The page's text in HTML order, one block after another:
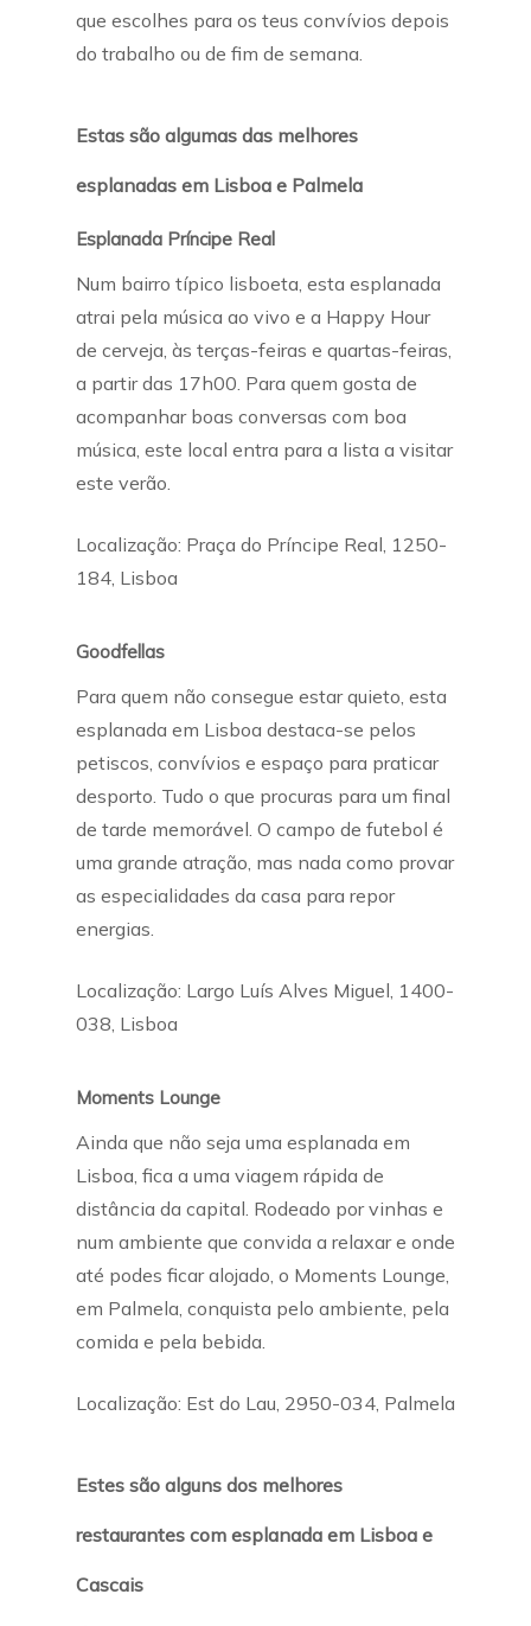
que escolhes para os teus convívios depois
do trabalho ou de fim de semana.
Estas são algumas das melhores
esplanadas em Lisboa e Palmela
Esplanada Príncipe Real
Num bairro típico lisboeta, esta esplanada
atrai pela música ao vivo e a Happy Hour
de cerveja, às terças-feiras e quartas-feiras,
a partir das 17h00. Para quem gosta de
acompanhar boas conversas com boa
música, este local entra para a lista a visitar
este verão.
Localização: Praça do Príncipe Real, 1250-
184, Lisboa
Goodfellas
Para quem não consegue estar quieto, esta
esplanada em Lisboa destaca-se pelos
petiscos, convívios e espaço para praticar
desporto. Tudo o que procuras para um final
de tarde memorável. O campo de futebol é
uma grande atração, mas nada como provar
as especialidades da casa para repor
energias.
Localização: Largo Luís Alves Miguel, 1400-
038, Lisboa
Moments Lounge
Ainda que não seja uma esplanada em
Lisboa, fica a uma viagem rápida de
distância da capital. Rodeado por vinhas e
num ambiente que convida a relaxar e onde
até podes ficar alojado, o Moments Lounge,
em Palmela, conquista pelo ambiente, pela
comida e pela bebida.
Localização: Est do Lau, 2950-034, Palmela
Estes são alguns dos melhores
restaurantes com esplanada em Lisboa e
Cascais